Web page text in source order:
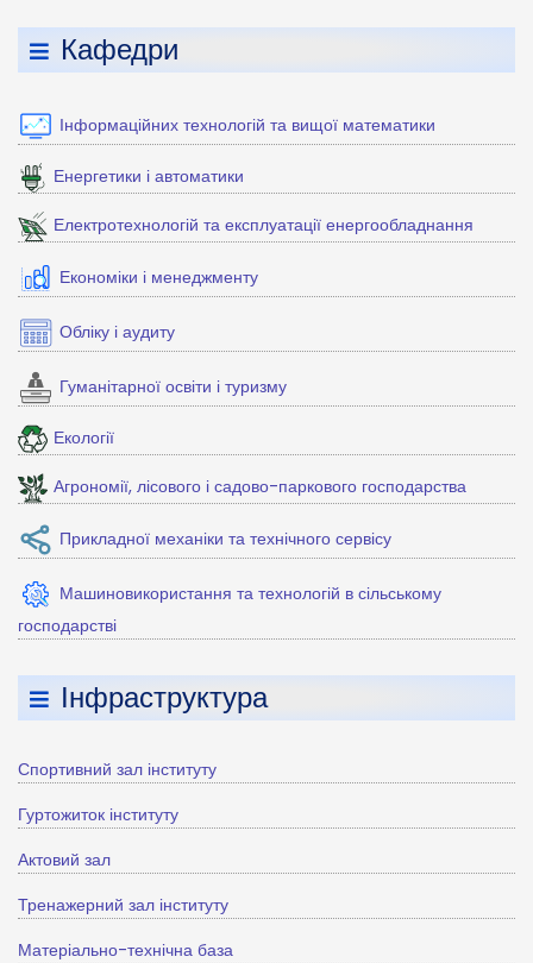
Кафедри
Інформаційних технологій та вищої математики
Енергетики і автоматики
Електротехнологій та експлуатації енергообладнання
Економіки і менеджменту
Обліку і аудиту
Гуманітарної освіти і туризму
Екології
Агрономії, лісового і садово-паркового господарства
Прикладної механіки та технічного сервісу
Машиновикористання та технологій в сільському
господарстві
Інфраструктура
Спортивний зал інституту
Гуртожиток інституту
Актовий зал
Тренажерний зал інституту
Матеріально-технічна база